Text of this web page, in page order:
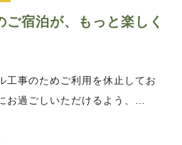
宿泊が、もっと楽しく
工事のためご利用を休止してお
お過ごしいただけるよう、…